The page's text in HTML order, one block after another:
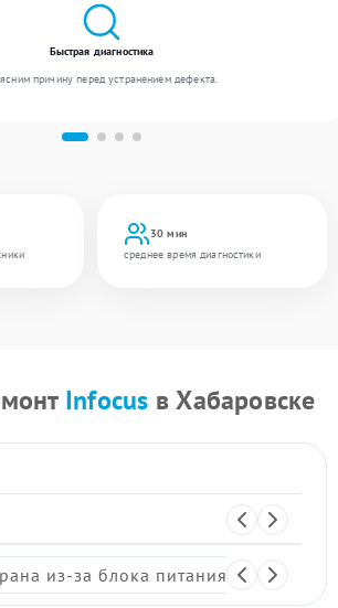
30 мин
среднее время диагностики
Быстрая диагностика
причину перед устранением дефекта.
Infocus в Хабаровске
из-за блока питания